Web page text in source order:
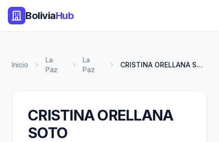
BoliviaHub
Inicio
La
Paz
La
Paz
CRISTINA ORELLANA SOTO
CRISTINA ORELLANA
SOTO